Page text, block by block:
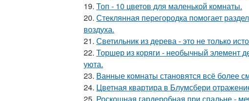
19. Топ - 10 цветов для маленькой комнаты.
20. Стеклянная перегородка помогает
воздуха.
21. Светильник из дерева - это не только
22. Торшер из коряги - необычный элемент
уюта.
23. Ванные комнаты становятся всё более
24. Цветная квартира в Блумсбери